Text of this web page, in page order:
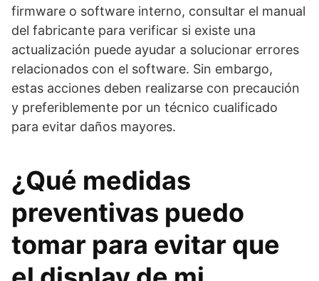
firmware o software interno, consultar el manual
del fabricante para verificar si existe una
actualización puede ayudar a solucionar errores
relacionados con el software. Sin embargo,
estas acciones deben realizarse con precaución
y preferiblemente por un técnico cualificado
para evitar daños mayores.
¿Qué medidas
preventivas puedo
tomar para evitar que